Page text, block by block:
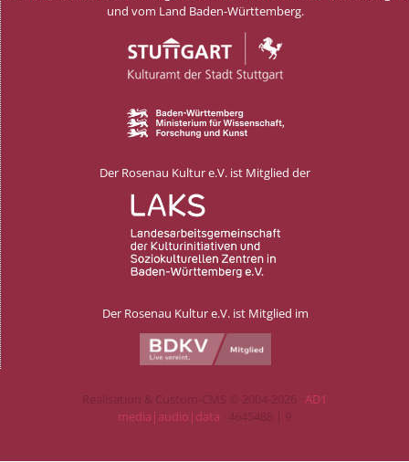
und vom Land Baden-Württemberg.
Der Rosenau Kultur e.V. ist Mitglied der
Der Rosenau Kultur e.V. ist Mitglied im
Realisation & Custom-CMS © 2004-2026 · AD1
media|audio|data · 4645488 | 9